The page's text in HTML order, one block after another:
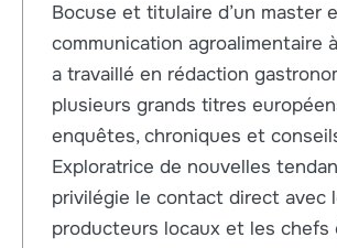
Bocuse et titulaire d’un master
communication agroalimentaire
a travaillé en rédaction
plusieurs grands titres
enquêtes, chroniques et
Exploratrice de nouvelles
privilégie le contact direct avec
producteurs locaux et les chefs